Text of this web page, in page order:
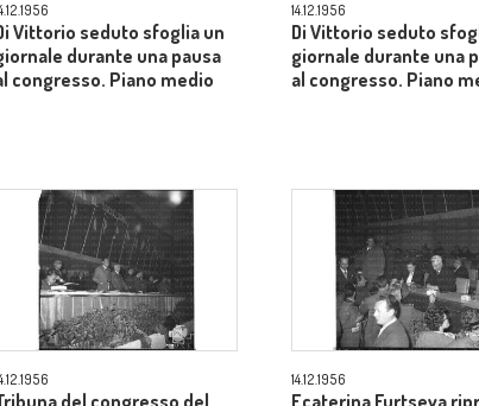
Vittorio seduto sfoglia un
durante una pausa
congresso. Piano medio
14.12.1956
Di Vittorio seduto
giornale durante una
al congresso. Piano
del congresso del
14.12.1956
Ecaterina Furtseva